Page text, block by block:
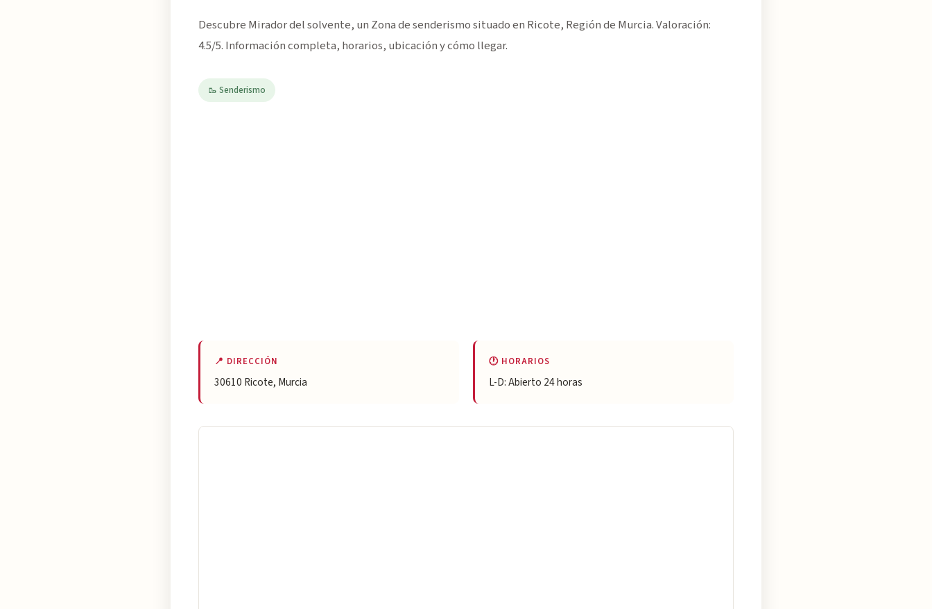
Descubre Mirador del solvente, un Zona de senderismo situado en Ricote, Región de Murcia. Valoración:
4.5/5. Información completa, horarios, ubicación y cómo llegar.
🥾 Senderismo
📍 DIRECCIÓN
30610 Ricote, Murcia
🕐 HORARIOS
L-D: Abierto 24 horas